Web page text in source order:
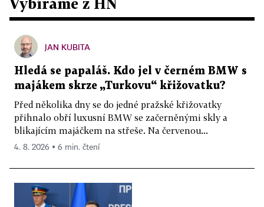
JAN KUBITA
Hledá se papaláš. Kdo jel v černém BMW s
majákem skrze „Turkovu“ křižovatku?
Před několika dny se do jedné pražské křižovatky
přihnalo obří luxusní BMW se začerněnými skly a
blikajícím majáčkem na střeše. Na červenou...
4. 8. 2026 ▪ 6 min. čtení